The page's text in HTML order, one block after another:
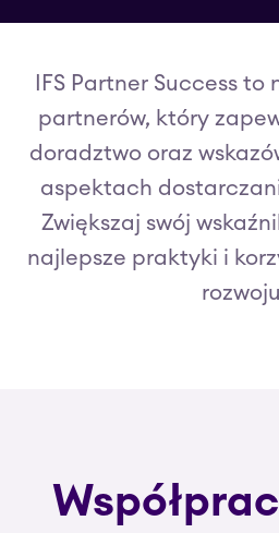
IFS Partner Success
partnerów, który
doradztwo oraz
aspektach
Zwiększaj swój
najlepsze praktyki i